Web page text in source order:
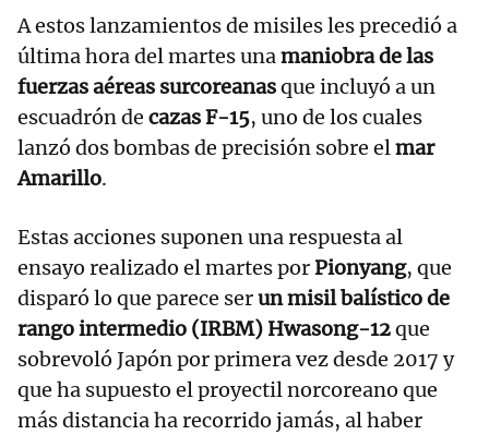
A estos lanzamientos de misiles les precedió a
última hora del martes unamaniobra de las
fuerzas aéreas surcoreanasque incluyó a un
escuadrón de cazas F-15, uno de los cuales
lanzó dos bombas de precisión sobre elmar
Amarillo.
Estas acciones suponen una respuesta al
ensayo realizado el martes porPionyang, que
disparó lo que parece serun misil balístico de
rango intermedio (IRBM) Hwasong-12que
sobrevoló Japón por primera vez desde 2017 y
que ha supuesto el proyectil norcoreano que
más distancia ha recorrido jamás, al haber